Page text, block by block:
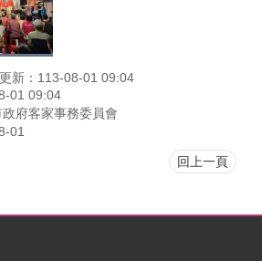
新：113-08-01 09:04
01 09:04
府客家事務委員會
01
回上一頁